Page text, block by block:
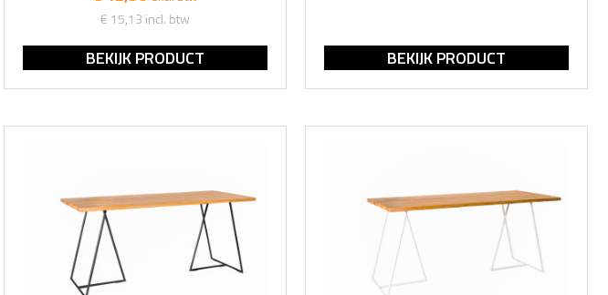
€ 15,13 incl. btw
BEKIJK PRODUCT BEKIJK PRODUCT